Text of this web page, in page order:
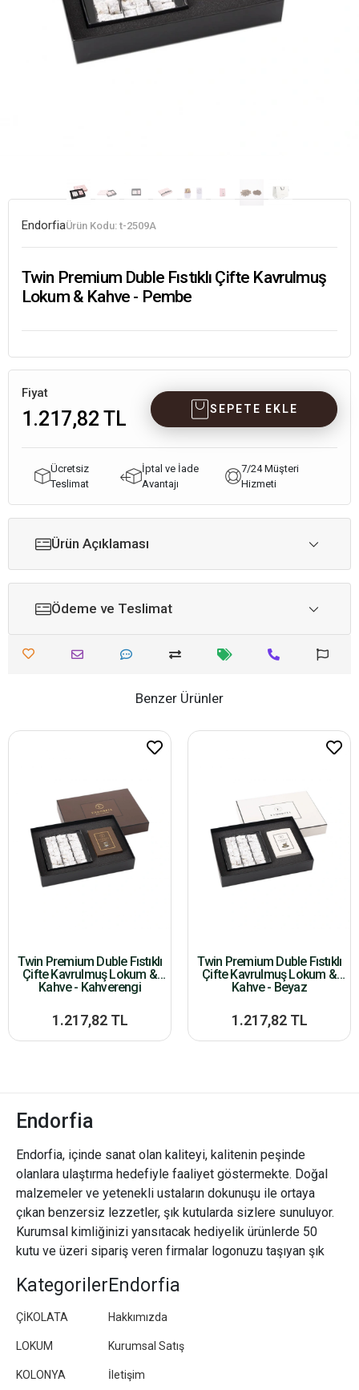
EndorfiaÜrün Kodu: t-2509A
Twin Premium Duble Fıstıklı Çifte Kavrulmuş
Lokum & Kahve - Pembe
Fiyat
1.217,82 TL SEPETE EKLE
Ücretsiz
Teslimat
İptal ve İade
Avantajı
7/24 Müşteri
Hizmeti
Ürün Açıklaması
Ödeme ve Teslimat
Benzer Ürünler
Twin Premium Duble Fıstıklı
Çifte Kavrulmuş Lokum &
Kahve - Kahverengi
1.217,82 TL
Twin Premium Duble Fıstıklı
Çifte Kavrulmuş Lokum &
Kahve - Beyaz
1.217,82 TL
Endorfia
Endorfia, içinde sanat olan kaliteyi, kalitenin peşinde
olanlara ulaştırma hedefiyle faaliyet göstermekte. Doğal
malzemeler ve yetenekli ustaların dokunuşu ile ortaya
çıkan benzersiz lezzetler, şık kutularda sizlere sunuluyor.
Kurumsal kimliğinizi yansıtacak hediyelik ürünlerde 50
kutu ve üzeri sipariş veren firmalar logonuzu taşıyan şık
Kategoriler
ÇİKOLATA
LOKUM
KOLONYA
Endorfia
Hakkımızda
Kurumsal Satış
İletişim